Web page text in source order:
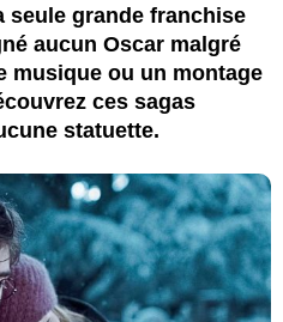
seule grande franchise
aucun Oscar malgré
musique ou un montage
ces sagas
statuette.